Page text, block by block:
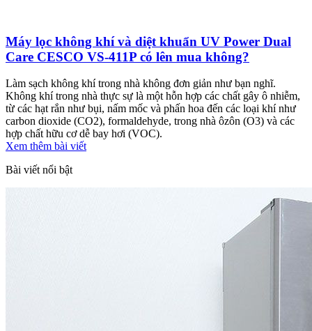
Máy lọc không khí và diệt khuẩn UV Power Dual
Care CESCO VS-411P có lên mua không?
Làm sạch không khí trong nhà không đơn giản như bạn nghĩ.
Không khí trong nhà thực sự là một hỗn hợp các chất gây ô nhiễm,
từ các hạt rắn như bụi, nấm mốc và phấn hoa đến các loại khí như
carbon dioxide (CO2), formaldehyde, trong nhà ôzôn (O3) và các
hợp chất hữu cơ dễ bay hơi (VOC).
Xem thêm bài viết
Bài viết nổi bật